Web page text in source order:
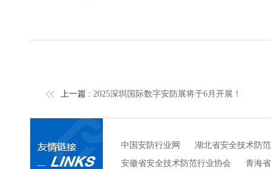
上一篇 : 2025深圳国际数字安防展将于6月开展！
中国安防行业网
湖北省安全技术防
安徽省安全技术防范行业协会
青海